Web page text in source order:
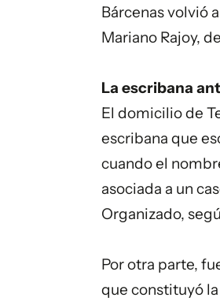
Bárcenas volvió
Mariano Rajoy,
La escribana
El domicilio de
escribana que
cuando el
asociada a un
Organizado,
Por otra parte,
que constituyó